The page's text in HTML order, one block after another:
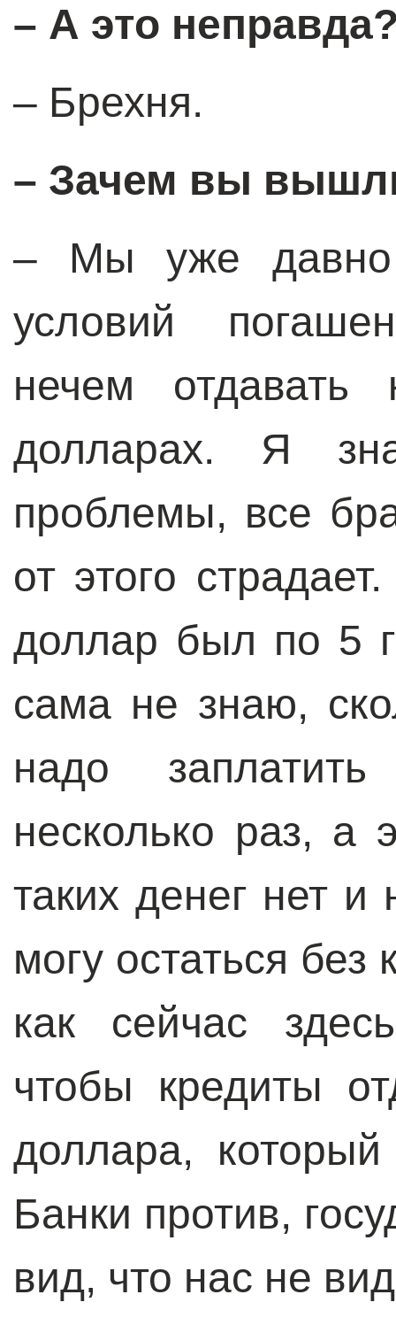
– А это
– Брехня.
– Зачем вы
– Мы уже давно
условий
нечем отдавать
долларах. Я
проблемы, все
от этого
доллар был по 5
сама не знаю,
надо
несколько раз, а
таких денег нет
могу остаться без
как сейчас
чтобы кредиты
доллара,
Банки против,
вид, что нас не